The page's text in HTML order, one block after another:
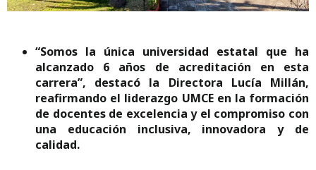
“Somos la única universidad estatal que ha
alcanzado 6 años de acreditación en esta
carrera”, destacó la Directora Lucía Millán,
reafirmando el liderazgo UMCE en la formación
de docentes de excelencia y el compromiso con
una educación inclusiva, innovadora y de
calidad.